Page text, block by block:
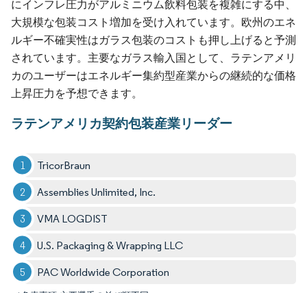
にインフレ圧力がアルミニウム飲料包装を複雑にする中、
大規模な包装コスト増加を受け入れています。欧州のエネ
ルギー不確実性はガラス包装のコストも押し上げると予測
されています。主要なガラス輸入国として、ラテンアメリ
カのユーザーはエネルギー集約型産業からの継続的な価格
上昇圧力を予想できます。
ラテンアメリカ契約包装産業リーダー
TricorBraun
Assemblies Unlimited, Inc.
VMA LOGDIST
U.S. Packaging & Wrapping LLC
PAC Worldwide Corporation